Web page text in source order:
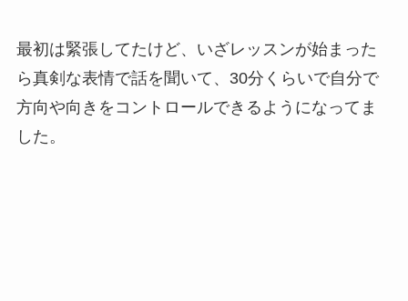
最初は緊張してたけど、いざレッスンが始まった
ら真剣な表情で話を聞いて、30分くらいで自分で
方向や向きをコントロールできるようになってま
した。